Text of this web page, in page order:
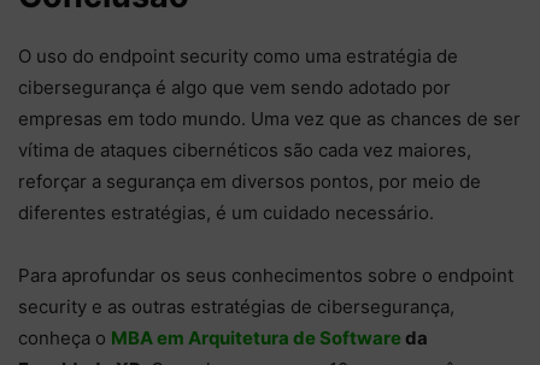
O uso do endpoint security como uma estratégia de
cibersegurança é algo que vem sendo adotado por
empresas em todo mundo. Uma vez que as chances de ser
vítima de ataques cibernéticos são cada vez maiores,
reforçar a segurança em diversos pontos, por meio de
diferentes estratégias, é um cuidado necessário.
Para aprofundar os seus conhecimentos sobre o endpoint
security e as outras estratégias de cibersegurança,
conheça o MBA em Arquitetura de Software da